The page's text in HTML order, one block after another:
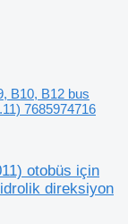
B10, B12 bus
7685974716
otobüs için
direksiyon